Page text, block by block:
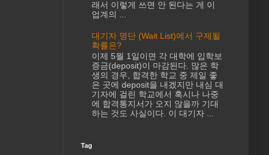
래서 이렇게 쓰면 안 된다는 게 이
업계의 ...
대기자 명단 (Wait List)에서 구제될
확률은?
이제 5월 1일이면 각 대학에 입학보
증금(deposit)이 마감된다. 많은 학
생의 경우, 합격한 학교 중 제일 좋
은 곳에 deposit을 내겠지만 내심 대
기자에 걸린 학교에서 혹시나 나중
에 합격통지서가 오지 않을까 기대
하는 것도 사실이다. 이 대기자 ...
Tag